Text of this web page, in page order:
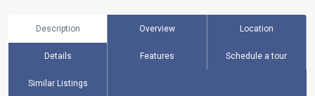
Description Overview Location
Details Features Schedule a tour
Similar Listings